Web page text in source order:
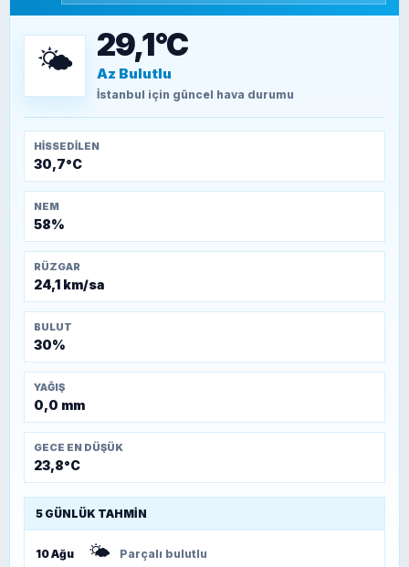
TEOMAN ALPASLAN
Kütahya-Eskişehir Muharebeleri (10-24
🌤️ 29,1°C
Az Bulutlu
İstanbul için güncel hava durumu
HISSEDILEN
30,7°C
NEM
58%
RÜZGAR
24,1 km/sa
BULUT
30%
YAĞIŞ
0,0 mm
GECE EN DÜŞÜK
23,8°C
5 GÜNLÜK TAHMIN
10 Ağu 🌤️ Parçalı bulutlu